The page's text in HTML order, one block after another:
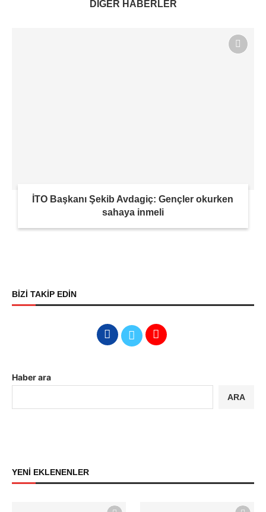
DİĞER HABERLER
İTO Başkanı Şekib Avdagiç: Gençler okurken
sahaya inmeli
BİZİ TAKİP EDİN
Haber ara
ARA
YENİ EKLENENLER